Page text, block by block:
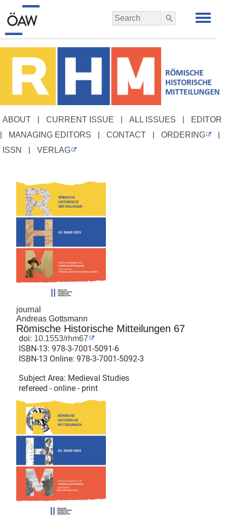
ABOUT | CURRENT ISSUE | ALL ISSUES | EDITOR
| MANAGING EDITORS | CONTACT | ORDERING |
ISSN | VERLAG
journal
Andreas Gottsmann
Römische Historische Mitteilungen 67
doi: 10.1553/rhm67
ISBN-13: 978-3-7001-5091-6
ISBN-13 Online: 978-3-7001-5092-3
Subject Area: Medieval Studies
refereed - online - print